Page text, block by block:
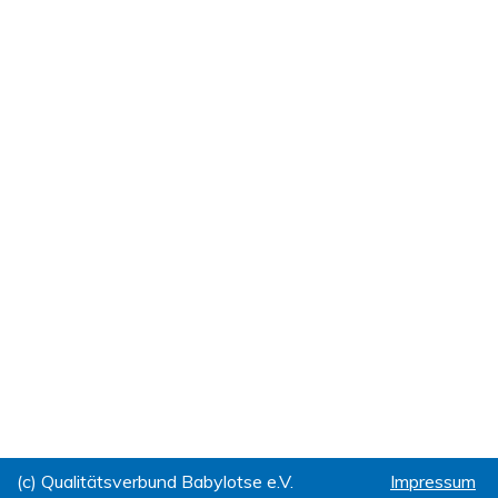
(c) Qualitätsverbund Babylotse e.V. Impressum